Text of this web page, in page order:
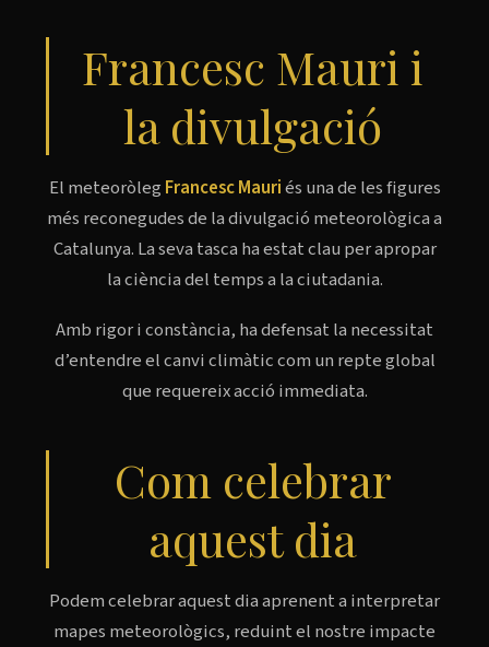
Francesc Mauri i
la divulgació
El meteoròleg Francesc Mauriés una de les figures
més reconegudes de la divulgació meteorològica a
Catalunya. La seva tasca ha estat clau per apropar
la ciència del temps a la ciutadania.
Amb rigor i constància, ha defensat la necessitat
d’entendre el canvi climàtic com un repte global
que requereix acció immediata.
Com celebrar
aquest dia
Podem celebrar aquest dia aprenent a interpretar
mapes meteorològics, reduint el nostre impacte